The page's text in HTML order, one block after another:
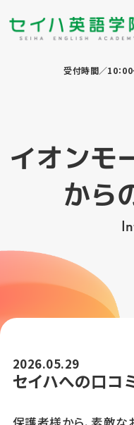
受付時間／10：
イオンモ
から
2026.05.29
セイハへの口コ